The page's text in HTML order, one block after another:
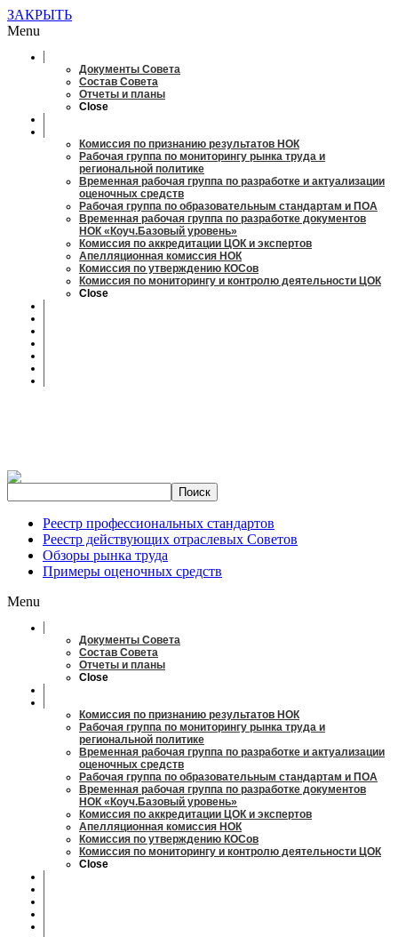
ЗАКРЫТЬ
Menu
Документы Совета
Состав Совета
Отчеты и планы
Close
Комиссия по признанию результатов НОК
Рабочая группа по мониторингу рынка труда и
региональной политике
Временная рабочая группа по разработке и актуализации
оценочных средств
Рабочая группа по образовательным стандартам и ПОА
Временная рабочая группа по разработке документов
НОК «Коуч.Базовый уровень»
Комиссия по аккредитации ЦОК и экспертов
Апелляционная комиссия НОК
Комиссия по утверждению КОСов
Комиссия по мониторингу и контролю деятельности ЦОК
Close
Реестр профессиональных стандартов
Реестр действующих отраслевых Советов
Обзоры рынка труда
Примеры оценочных средств
Menu
Документы Совета
Состав Совета
Отчеты и планы
Close
Комиссия по признанию результатов НОК
Рабочая группа по мониторингу рынка труда и
региональной политике
Временная рабочая группа по разработке и актуализации
оценочных средств
Рабочая группа по образовательным стандартам и ПОА
Временная рабочая группа по разработке документов
НОК «Коуч.Базовый уровень»
Комиссия по аккредитации ЦОК и экспертов
Апелляционная комиссия НОК
Комиссия по утверждению КОСов
Комиссия по мониторингу и контролю деятельности ЦОК
Close